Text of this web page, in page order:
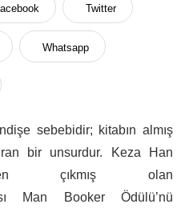
Twitter
Whatsapp
sebebidir; kitabın almış
bir unsurdur. Keza Han
çıkmış olan
Man Booker Ödülü’nü